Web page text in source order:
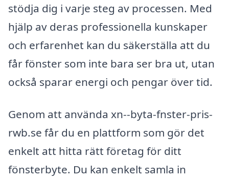
stödja dig i varje steg av processen. Med
hjälp av deras professionella kunskaper
och erfarenhet kan du säkerställa att du
får fönster som inte bara ser bra ut, utan
också sparar energi och pengar över tid.
Genom att använda xn--byta-fnster-pris-
rwb.se får du en plattform som gör det
enkelt att hitta rätt företag för ditt
fönsterbyte. Du kan enkelt samla in